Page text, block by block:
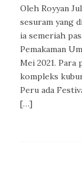
Oleh Royyan
sesuram yang
ia semeriah
Pemakaman
Mei 2021.
kompleks
Peru ada
[…]